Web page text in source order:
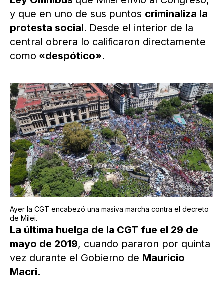
y que en uno de sus puntos criminaliza la
protesta social. Desde el interior de la
central obrera lo calificaron directamente
como «despótico».
Ayer la CGT encabezó una masiva marcha contra el decreto
de Milei.
La última huelga de la CGT fue el 29 de
mayo de 2019, cuando pararon por quinta
vez durante el Gobierno de Mauricio
Macri.